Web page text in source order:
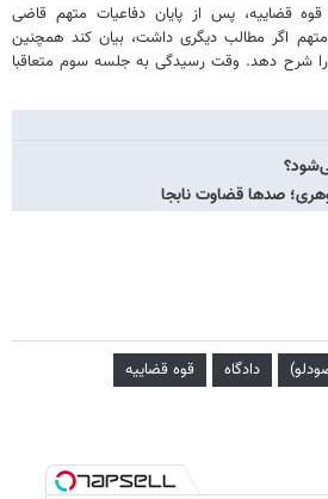
قضاییه، پس از پایان دفاعیات متهم قاضی
اگر مطالب دیگری داشت، بیان کند همچنین
را شرح دهد. وقت رسیدگی به جلسه سوم متعاقبا
صدها قضاوت نابجا
دادگاه قوه قضاییه